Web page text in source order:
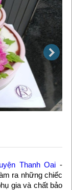
Thanh Oai -
ra những chiếc
gia và chất bảo